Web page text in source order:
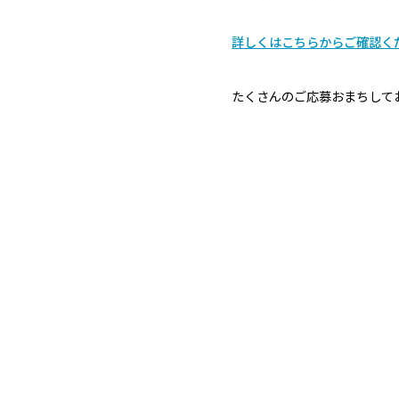
詳しくはこちらからご確認く
たくさんのご応募おまちして